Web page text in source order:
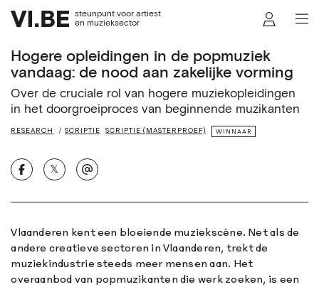
steunpunt voor artiest
en muzieksector
Hogere opleidingen in de popmuziek
vandaag: de nood aan zakelijke vorming
Over de cruciale rol van hogere muziekopleidingen
in het doorgroeiproces van beginnende muzikanten
RESEARCH SCRIPTIE SCRIPTIE (MASTERPROEF) WINNAAR
𝕏
Vlaanderen kent een bloeiende muziekscène. Net als de
andere creatieve sectoren in Vlaanderen, trekt de
muziekindustrie steeds meer mensen aan. Het
overaanbod van popmuzikanten die werk zoeken, is een